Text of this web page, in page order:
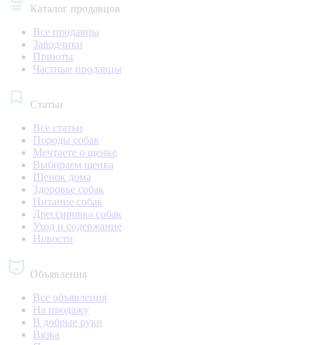
Каталог продавцов
Все продавцы
Заводчики
Приюты
Частные продавцы
Статьи
Все статьи
Породы собак
Мечтаете о щенке
Выбираем щенка
Щенок дома
Здоровье собак
Питание собак
Дрессировка собак
Уход и содержание
Новости
Объявления
Все объявления
На продажу
В добрые руки
Вязка